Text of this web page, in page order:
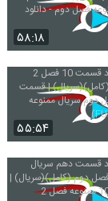
۵۸:۱۸
۵۵:۵۴